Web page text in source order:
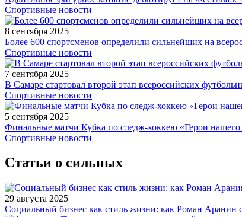
Спортивные новости
8 сентября 2025
Более 600 спортсменов определили сильнейших на
Спортивные новости
7 сентября 2025
В Самаре стартовал второй этап всероссийских
Спортивные новости
5 сентября 2025
Финальные матчи Кубка по следж-хоккею «Герои
Спортивные новости
Статьи о сильных
29 августа 2025
Социальный бизнес как стиль жизни: как Роман Аранин